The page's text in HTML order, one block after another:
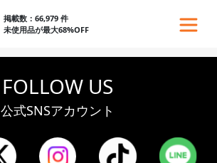
掲載数：66,979 件
未使用品が最大68%OFF
FOLLOW US
公式SNSアカウント